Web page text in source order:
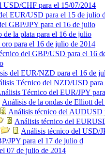
USD/CHF para el 15/07/2014
EUR/USD para el 15 de julio
GBP/JPY para el 16 de julio
de la plata para el 16 de julio
para el 16 de julio de 2014
del GBP/USD para el 16
del EUR/NZD para el 16 de
Técnico del NZD/USD para
Técnico del EUR/JPY
Análisis de la ondas de Elliott
Análisis técnico del AUDUSD
Análisis técnico del
Análisis técnico del USD/
JPY para el 17 de julio d
07 de julio de 2014